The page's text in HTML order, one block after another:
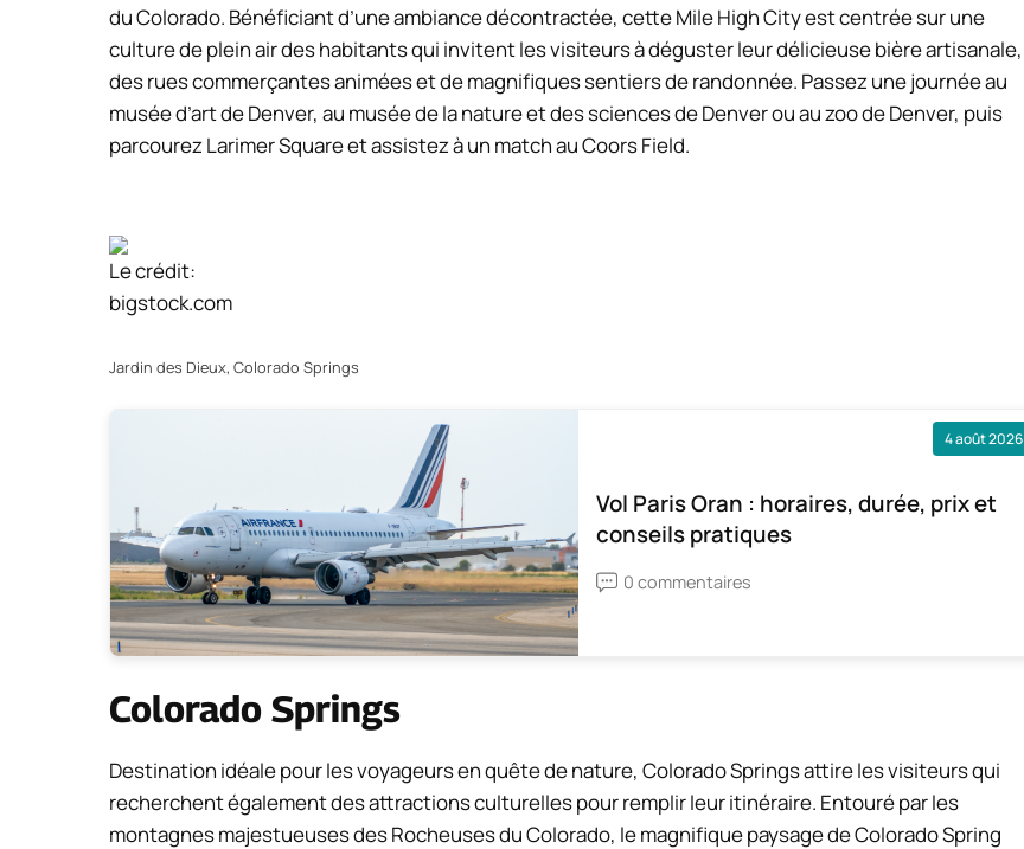
du Colorado. Bénéficiant d’une ambiance décontractée, cette Mile High City est centrée sur une
culture de plein air des habitants qui invitent les visiteurs à déguster leur délicieuse bière artisanale,
des rues commerçantes animées et de magnifiques sentiers de randonnée. Passez une journée au
musée d’art de Denver, au musée de la nature et des sciences de Denver ou au zoo de Denver, puis
parcourez Larimer Square et assistez à un match au Coors Field.
Le crédit:
bigstock.com
Jardin des Dieux, Colorado Springs
4 août 2026
Vol Paris Oran : horaires, durée, prix et
conseils pratiques
0 commentaires
Colorado Springs
Destination idéale pour les voyageurs en quête de nature, Colorado Springs attire les visiteurs qui
recherchent également des attractions culturelles pour remplir leur itinéraire. Entouré par les
montagnes majestueuses des Rocheuses du Colorado, le magnifique paysage de Colorado Spring